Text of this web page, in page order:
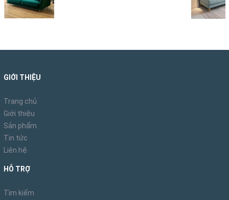
GIỚI THIỆU
Trang chủ
Giới thiệu
Sản phẩm
Tin tức
Liên hệ
HỖ TRỢ
Tìm kiếm